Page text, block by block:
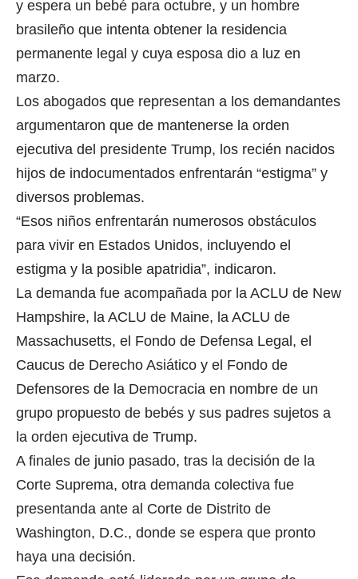
y espera un bebé para octubre, y un hombre
brasileño que intenta obtener la residencia
permanente legal y cuya esposa dio a luz en
marzo.
Los abogados que representan a los demandantes
argumentaron que de mantenerse la orden
ejecutiva del presidente Trump, los recién nacidos
hijos de indocumentados enfrentarán “estigma” y
diversos problemas.
“Esos niños enfrentarán numerosos obstáculos
para vivir en Estados Unidos, incluyendo el
estigma y la posible apatridia”, indicaron.
La demanda fue acompañada por la ACLU de New
Hampshire, la ACLU de Maine, la ACLU de
Massachusetts, el Fondo de Defensa Legal, el
Caucus de Derecho Asiático y el Fondo de
Defensores de la Democracia en nombre de un
grupo propuesto de bebés y sus padres sujetos a
la orden ejecutiva de Trump.
A finales de junio pasado, tras la decisión de la
Corte Suprema, otra demanda colectiva fue
presentanda ante al Corte de Distrito de
Washington, D.C., donde se espera que pronto
haya una decisión.